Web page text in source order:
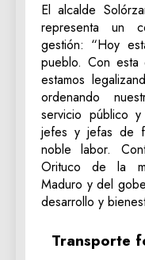
El alcalde
representa un
gestión: “Hoy
pueblo. Con
estamos
ordenando
servicio público
jefes y jefas de
noble labor.
Orituco de la
Maduro y del
desarrollo y
Transporte